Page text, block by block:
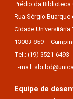
Prédio da Biblioteca
Rua Sérgio Buarque
Cidade Universitária
13083-859 –
Tel.: (19) 3521-6493
E-mail:
Equipe de